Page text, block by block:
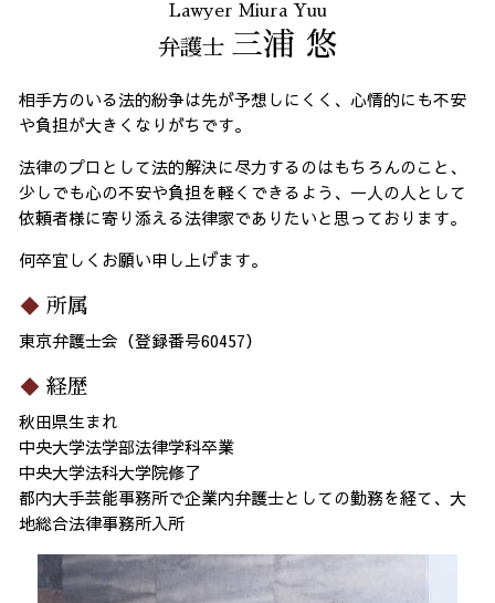
Lawyer Miura Yuu
弁護士 三浦 悠
相手方のいる法的紛争は先が予想しにくく、心情的にも不安
や負担が大きくなりがちです。
法律のプロとして法的解決に尽力するのはもちろんのこと、
少しでも心の不安や負担を軽くできるよう、一人の人として
依頼者様に寄り添える法律家でありたいと思っております。
何卒宜しくお願い申し上げます。
所属
東京弁護士会（登録番号60457）
経歴
秋田県生まれ
中央大学法学部法律学科卒業
中央大学法科大学院修了
都内大手芸能事務所で企業内弁護士としての勤務を経て、大
地総合法律事務所入所